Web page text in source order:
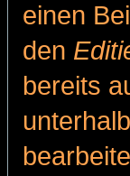
einen
den
bereits